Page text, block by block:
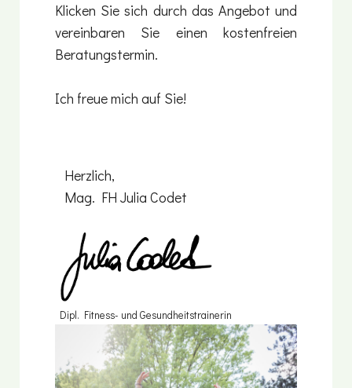
Klicken Sie sich durch das Angebot und
vereinbaren Sie einen kostenfreien
Beratungstermin.
Ich freue mich auf Sie!
Herzlich,
Mag. FH Julia Codet
Dipl. Fitness- und Gesundheitstrainerin